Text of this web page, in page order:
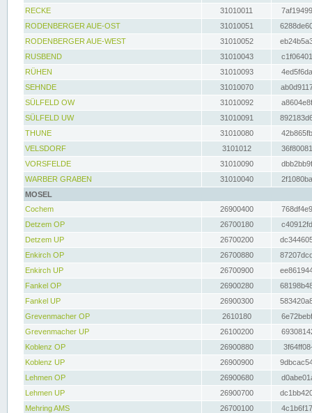
RECKE
31010011
RODENBERGER AUE-OST
31010051
RODENBERGER AUE-WEST
31010052
RUSBEND
31010043
RÜHEN
31010093
SEHNDE
31010070
SÜLFELD OW
31010092
SÜLFELD UW
31010091
THUNE
31010080
VELSDORF
3101012
VORSFELDE
31010090
WARBER GRABEN
31010040
MOSEL
Cochem
26900400
Detzem OP
26700180
Detzem UP
26700200
Enkirch OP
26700880
Enkirch UP
26700900
Fankel OP
26900280
Fankel UP
26900300
Grevenmacher OP
2610180
Grevenmacher UP
26100200
Koblenz OP
26900880
Koblenz UP
26900900
Lehmen OP
26900680
Lehmen UP
26900700
Mehring AMS
26700100